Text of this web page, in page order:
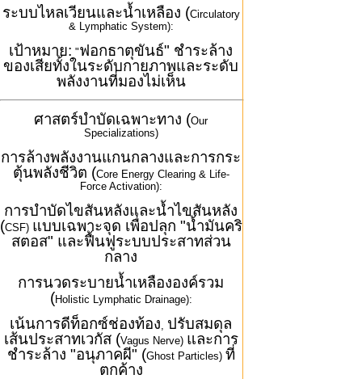
ระบบไหลเวียนและน้ำเหลือง (Circulatory
& Lymphatic System):
เป้าหมาย: "ฟอกธาตุขันธ์" ชำระล้าง
ของเสียทั้งในระดับกายภาพและระดับ
พลังงานที่มองไม่เห็น
ศาสตร์บำบัดเฉพาะทาง (Our
Specializations)
การล้างพลังงานแกนกลางและการกระ
ตุ้นพลังชีวิต (Core Energy Clearing & Life-
Force Activation):
การบำบัดไขสันหลังและน้ำไขสันหลัง
(CSF) แบบเฉพาะจุด เพื่อปลุก "น้ำมันคริ
สตอส" และฟื้นฟูระบบประสาทส่วน
กลาง
การนวดระบายน้ำเหลืององค์รวม
(Holistic Lymphatic Drainage):
เน้นการดีท็อกซ์ช่องท้อง, ปรับสมดุล
เส้นประสาทเวกัส (Vagus Nerve) และการ
ชำระล้าง "อนุภาคผี" (Ghost Particles) ที่
ตกค้าง